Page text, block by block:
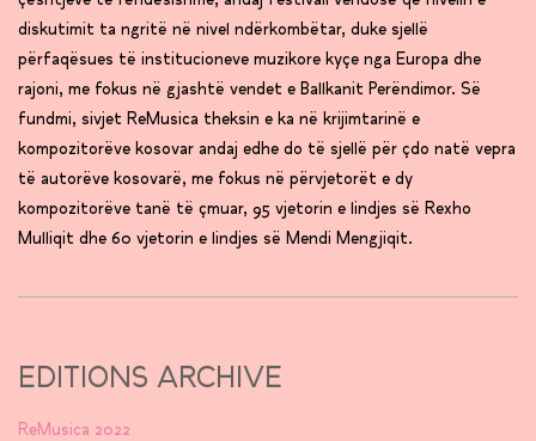
diskutimit ta ngritë në nivel ndërkombëtar, duke sjellë
përfaqësues të institucioneve muzikore kyçe nga Europa dhe
rajoni, me fokus në gjashtë vendet e Ballkanit Perëndimor. Së
fundmi, sivjet ReMusica theksin e ka në krijimtarinë e
kompozitorëve kosovar andaj edhe do të sjellë për çdo natë vepra
të autorëve kosovarë, me fokus në përvjetorët e dy
kompozitorëve tanë të çmuar, 95 vjetorin e lindjes së Rexho
Mulliqit dhe 60 vjetorin e lindjes së Mendi Mengjiqit.
EDITIONS ARCHIVE
ReMusica 2022